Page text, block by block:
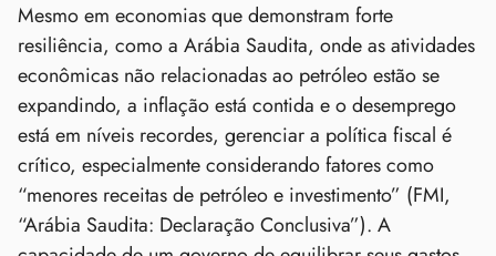
Mesmo em economias que demonstram forte
resiliência, como a Arábia Saudita, onde as atividades
econômicas não relacionadas ao petróleo estão se
expandindo, a inflação está contida e o desemprego
está em níveis recordes, gerenciar a política fiscal é
crítico, especialmente considerando fatores como
“menores receitas de petróleo e investimento” (FMI,
“Arábia Saudita: Declaração Conclusiva”). A